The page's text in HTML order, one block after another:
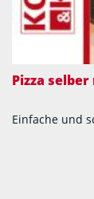
Pizza
Einfache und